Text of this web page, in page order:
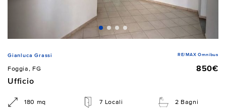
Gianluca Grassi RE/MAX Omnibus
Foggia, FG
850€
Ufficio
180 mq 7 Locali 2 Bagni